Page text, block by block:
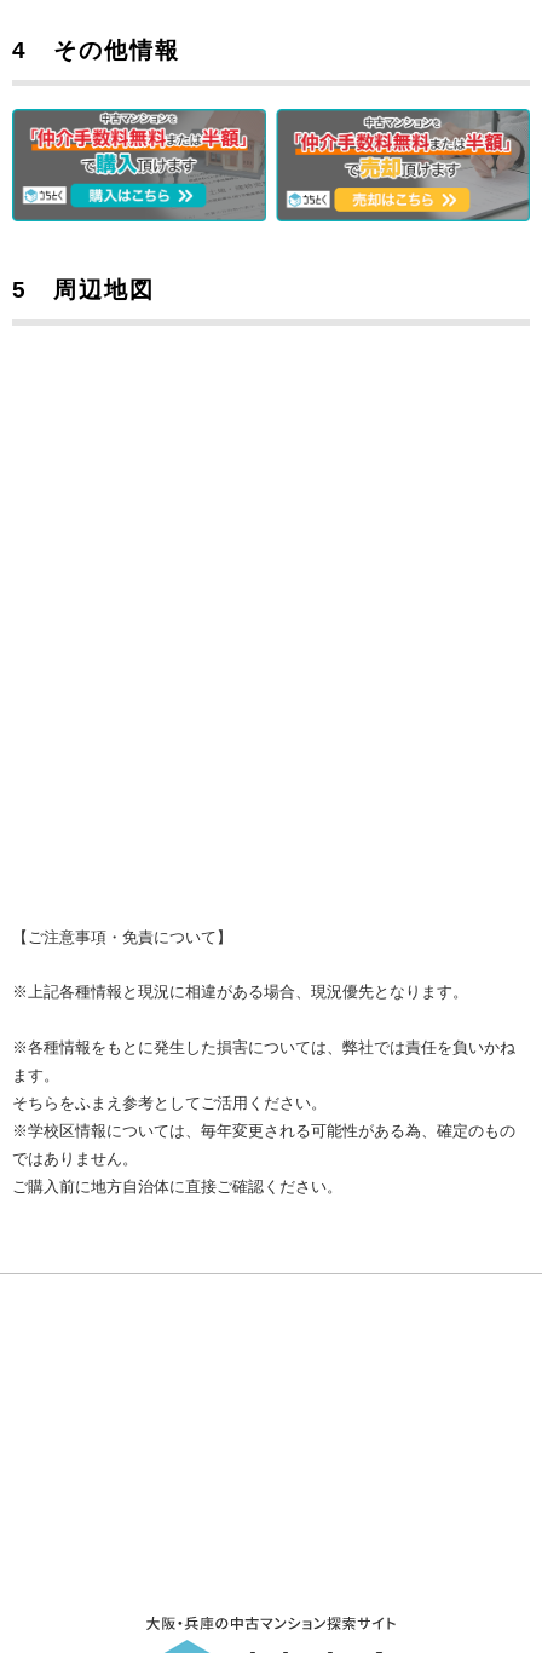
4 その他情報
5 周辺地図
【ご注意事項・免責について】
※上記各種情報と現況に相違がある場合、現況優先となります。
※各種情報をもとに発生した損害については、弊社では責任を負いかね
ます。
そちらをふまえ参考としてご活用ください。
※学校区情報については、毎年変更される可能性がある為、確定のもの
ではありません。
ご購入前に地方自治体に直接ご確認ください。